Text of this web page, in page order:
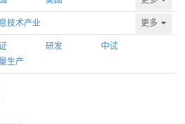
技术产业 更多
研发
中试
生产